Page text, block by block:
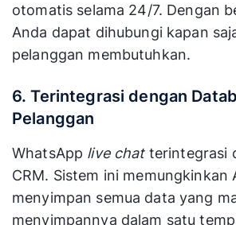
otomatis selama 24/7. Dengan
Anda dapat dihubungi kapan
pelanggan membutuhkan.
6. Terintegrasi dengan
Pelanggan
WhatsApp live chatterintegrasi
CRM. Sistem ini memungkinkan
menyimpan semua data yang
menyimpannya dalam satu